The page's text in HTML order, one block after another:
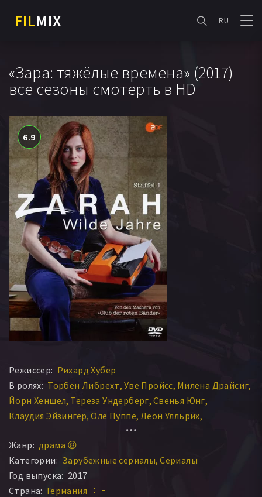
FILMIX RU
«Зара: тяжёлые времена» (2017)
все сезоны смотерть в HD
6.9
Режиссер: Рихард Хубер
В ролях: Торбен Либрехт Уве Пройсс Милена Драйсиг
Йорн Хеншел Тереза Ундерберг Свенья Юнг
Клаудия Эйзингер Оле Пуппе Леон Улльрих
Жанр: драма 😫
Категории: Зарубежные сериалы Сериалы
Год выпуска: 2017
Страна: Германия 🇩🇪